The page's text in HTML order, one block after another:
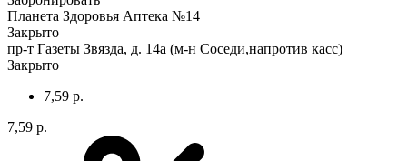
Планета Здоровья Аптека №14
Закрыто
пр-т Газеты Звязда, д. 14а (м-н Соседи,напротив касс)
Закрыто
7,59 р.
7,59 р.